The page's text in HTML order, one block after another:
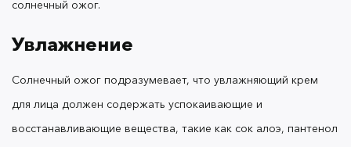
наносить солнцезащиту или
Fresh & Glow, содержащий spf фактор.
тщательно увлажняйте кожу тела с помощью
лосьона с нежной текстурой. Отличным
решением станет тонизирующийкрем-мусс для
тела OK Beauty Smooth & Tone Up .
солнечный ожог.
Увлажнение
Солнечный ожог подразумевает, что увлажняющий крем
для лица должен содержать успокаивающие и
восстанавливающие вещества, такие как сок алоэ, пантенол